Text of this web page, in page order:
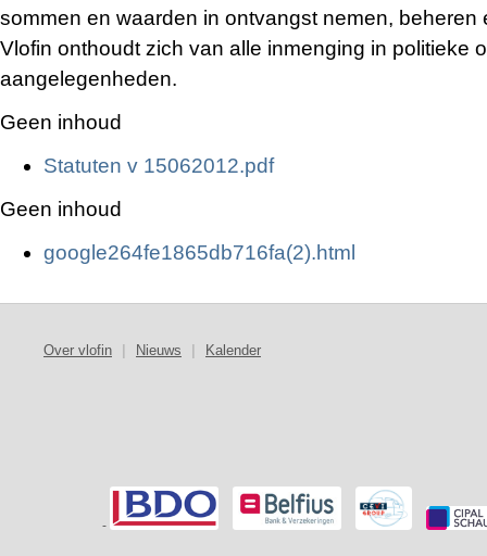
sommen en waarden in ontvangst nemen, beheren
Vlofin onthoudt zich van alle inmenging in politieke
aangelegenheden.
Geen inhoud
Statuten v 15062012.pdf
Geen inhoud
google264fe1865db716fa(2).html
Over vlofin Nieuws Kalender
-